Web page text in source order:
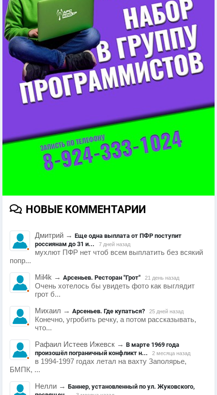
НОВЫЕ КОММЕНТАРИИ
Дмитрий → Еще одна выплата от ПФР поступит
россиянам до 31 и...
7 дней назад
мухлют ПФР нет чтоб всем выплатить без всякий
попр...
Mil4k → Арсеньев. Ресторан "Грот" 21 день назад
Очень хотелось бы увидеть фото как выглядит
грот б...
Михаил → Арсеньев. Где купаться? 25 дней назад
Конечно, угробить речку, а потом рассказывать,
что...
Рафаил Истеев Ижевск → В марте 1969 года
произошёл пограничный конфликт н...
2 месяца назад
в 1994-1997 годах летал на вахту Заполярье,
БМПК, ...
Нелли → Баннер, установленный по ул. Жуковского,